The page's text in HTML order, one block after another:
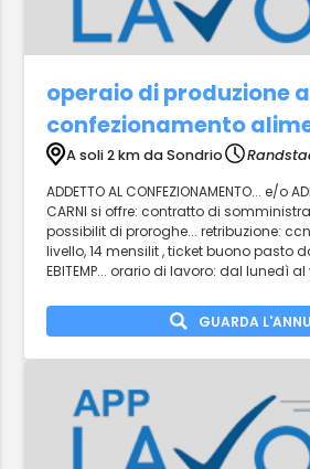
operaio di produzione
confezionamento
A soli 2 km da Sondrio
ADDETTO AL CONFEZIONAMENTO... e/o
CARNI si offre: contratto di
possibilit di proroghe... retribuzione:
livello, 14 mensilit , ticket buono pasto
EBITEMP... orario di lavoro: dal lunedì al
GUARDA